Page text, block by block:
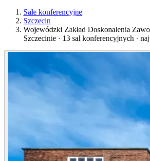
Sale konferencyjne
Szczecin
Wojewódzki Zakład Doskonalenia
Szczecinie · 13 sal konferencyjnych ·